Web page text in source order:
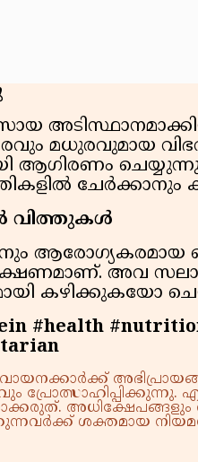
മധുരവുമായ
ആഗിരണം
ചേർക്കാനും
വിത്തുകൾ
അവ
കഴിക്കുകയോ
#health
അധിക്ഷേപങ്ങളും
ശക്തമായ